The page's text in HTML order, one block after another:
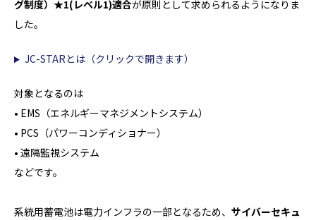
グ制度）★1(レベル1)適合が原則として求められるようになりま
した。
JC-STARとは（クリックで開きます）
対象となるのは
• EMS（エネルギーマネジメントシステム）
• PCS（パワーコンディショナー）
• 遠隔監視システム
などです。
系統用蓄電池は電力インフラの一部となるため、 サイバーセキュ